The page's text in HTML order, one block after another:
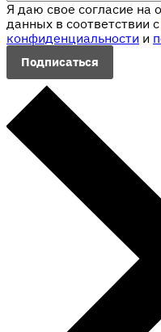
Я даю свое согласие на
данных в соответствии с
конфиденциальности и